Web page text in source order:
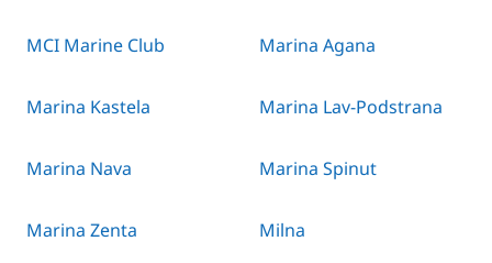
MCI Marine Club Marina Agana
Marina Kastela Marina Lav-Podstrana
Marina Nava Marina Spinut
Marina Zenta Milna